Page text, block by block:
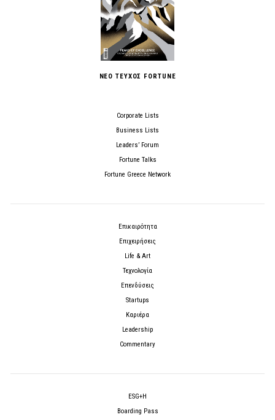
ΝΕΟ ΤΕΥΧΟΣ FORTUNE
Corporate Lists
Business Lists
Leaders’ Forum
Fortune Talks
Fortune Greece Network
Επικαιρότητα
Επιχειρήσεις
Life & Art
Τεχνολογία
Επενδύσεις
Startups
Καριέρα
Leadership
Commentary
ESG+H
Boarding Pass